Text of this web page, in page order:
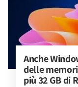
Anche
delle
più 32 GB di